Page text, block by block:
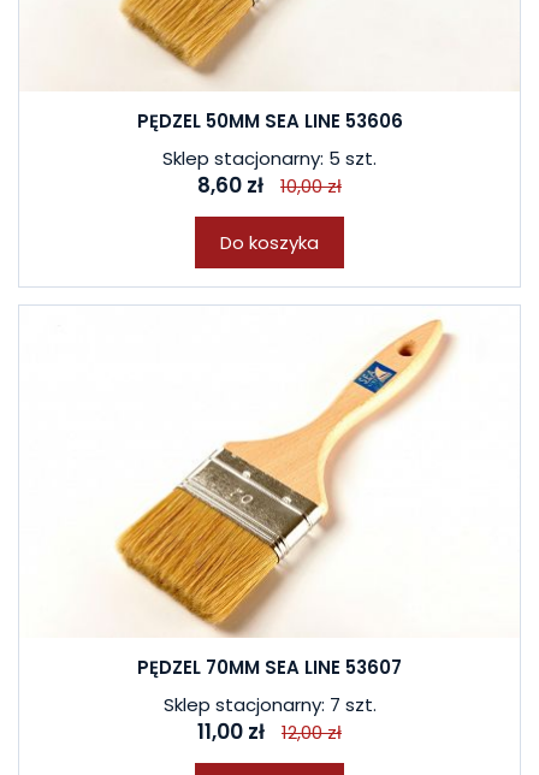
PĘDZEL 50MM SEA LINE 53606
Sklep stacjonarny: 5 szt.
8,60 zł 10,00 zł
Do koszyka
PĘDZEL 70MM SEA LINE 53607
Sklep stacjonarny: 7 szt.
11,00 zł 12,00 zł